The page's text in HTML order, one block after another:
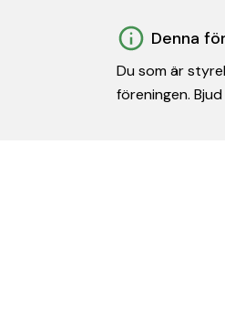
Denna
Du som är
föreningen.